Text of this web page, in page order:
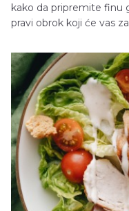
kako da pripremite finu
pravi obrok koji će vas